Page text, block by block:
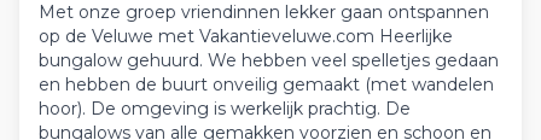
Met onze groep vriendinnen lekker gaan ontspannen
op de Veluwe met Vakantieveluwe.com Heerlijke
bungalow gehuurd. We hebben veel spelletjes gedaan
en hebben de buurt onveilig gemaakt (met wandelen
hoor). De omgeving is werkelijk prachtig. De
bungalows van alle gemakken voorzien en schoon en